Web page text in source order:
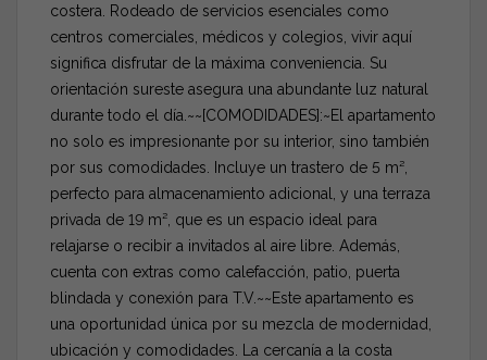
costera. Rodeado de servicios esenciales como
centros comerciales, médicos y colegios, vivir aquí
significa disfrutar de la máxima conveniencia. Su
orientación sureste asegura una abundante luz natural
durante todo el día.~~[COMODIDADES]:~El apartamento
no solo es impresionante por su interior, sino también
por sus comodidades. Incluye un trastero de 5 m²,
perfecto para almacenamiento adicional, y una terraza
privada de 19 m², que es un espacio ideal para
relajarse o recibir a invitados al aire libre. Además,
cuenta con extras como calefacción, patio, puerta
blindada y conexión para T.V.~~Este apartamento es
una oportunidad única por su mezcla de modernidad,
ubicación y comodidades. La cercanía a la costa